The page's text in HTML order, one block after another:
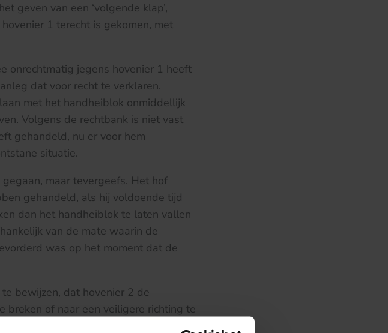
geven van een ‘volgende klap’,
1 terecht is gekomen, met
onrechtmatig jegens hovenier 1 heeft
dat voor recht te verklaren.
met het handheiblok onmiddellijk
Volgens de rechtbank is niet vast
gehandeld, nu er voor hem
situatie.
maar tevergeefs. Het hof
gehandeld, als hij voldoende tijd
dan het handheiblok te laten vallen
van de mate waarin de
was op het moment dat de
bewijzen, dat hovenier 2 de
of naar een veiligere richting te